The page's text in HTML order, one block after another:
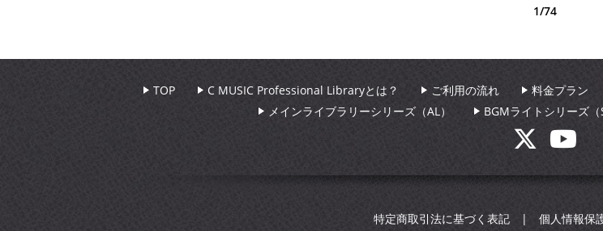
1/74
TOP C MUSIC Professional Libraryとは？ ご利用の流れ 料金プラン
メインライブラリーシリーズ（AL）
BGMライトシリーズ（
特定商取引法に基づく表記 個人情報保